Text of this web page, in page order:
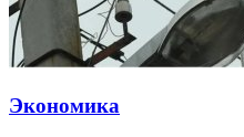
Экономика